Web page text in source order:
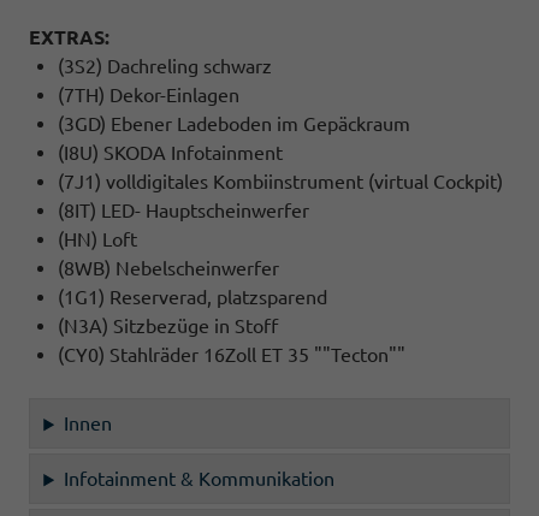
EXTRAS:
(3S2) Dachreling schwarz
(7TH) Dekor-Einlagen
(3GD) Ebener Ladeboden im Gepäckraum
(I8U) SKODA Infotainment
(7J1) volldigitales Kombiinstrument (virtual Cockpit)
(8IT) LED- Hauptscheinwerfer
(HN) Loft
(8WB) Nebelscheinwerfer
(1G1) Reserverad, platzsparend
(N3A) Sitzbezüge in Stoff
(CY0) Stahlräder 16Zoll ET 35 ""Tecton""
Innen
Infotainment & Kommunikation